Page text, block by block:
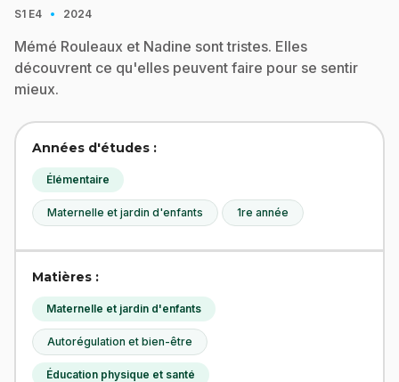
S1 E4 · 2024
Mémé Rouleaux et Nadine sont tristes. Elles
découvrent ce qu'elles peuvent faire pour se sentir
mieux.
Années d'études :
Élémentaire
Maternelle et jardin d'enfants 1re année
Matières :
Maternelle et jardin d'enfants
Autorégulation et bien-être
Éducation physique et santé